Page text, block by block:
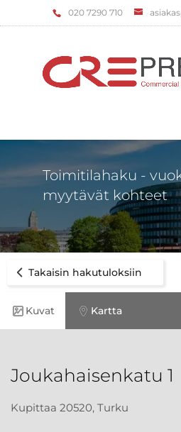
‌020 7290 710
Toimitilahaku -
myytävät kohteet
Takaisin hakutuloksiin
Kuvat Kartta
Joukahaisenkatu 1
Kupittaa 20520, Turku